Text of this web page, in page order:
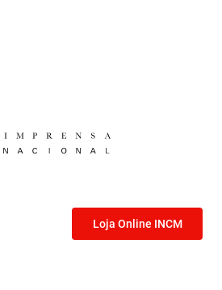
Loja Online INCM